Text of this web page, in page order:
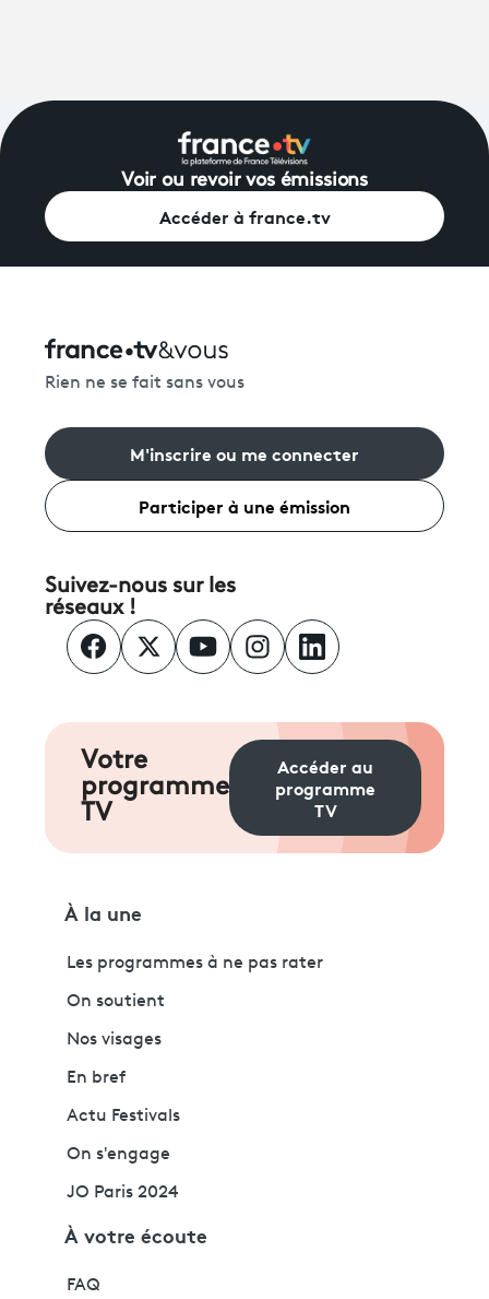
Voir ou revoir vos émissions
Accéder à france.tv
Rien ne se fait sans vous
M'inscrire ou me connecter
Participer à une émission
Suivez-nous sur les
réseaux !
Votre
programme
TV
Accéder au
programme
TV
À la une
Les programmes à ne pas rater
On soutient
Nos visages
En bref
Actu Festivals
On s'engage
JO Paris 2024
À votre écoute
FAQ